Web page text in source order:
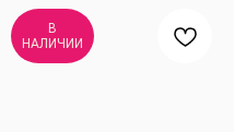
В
НАЛИЧИИ